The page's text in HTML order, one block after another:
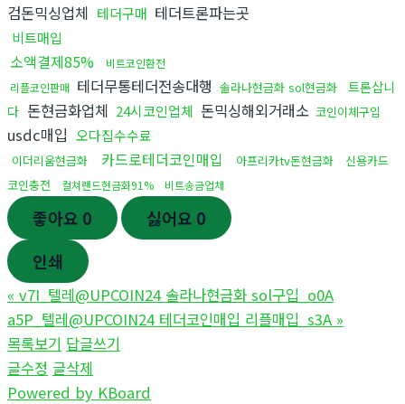
검돈믹싱업체 테더구매 테더트론파는곳
비트매입
소액결제85%
비트코인환전
리플코인판매 테더무통테더전송대행 솔라나현금화 sol현금화
트론삽니
다 돈현금화업체 24시코인업체 돈믹싱해외거래소 코인이체구입
usdc매입 오다집수수료
이더리움현금화 카드로테더코인매입 아프리카tv돈현금화
신용카드
코인충전
컬쳐랜드현금화91% 비트송금업체
좋아요 0 싫어요 0
인쇄
« v7I_텔레@UPCOIN24 솔라나현금화 sol구입_o0A
a5P_텔레@UPCOIN24 테더코인매입 리플매입_s3A »
목록보기 답글쓰기
글수정 글삭제
Powered by KBoard